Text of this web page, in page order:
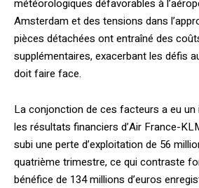
météorologiques défavorables à
Amsterdam et des tensions dans
pièces détachées ont entraîné des
supplémentaires, exacerbant les défis
doit faire face.
La conjonction de ces facteurs a eu
les résultats financiers d’Air France-
subi une perte d’exploitation de 56
quatrième trimestre, ce qui contraste
bénéfice de 134 millions d’euros